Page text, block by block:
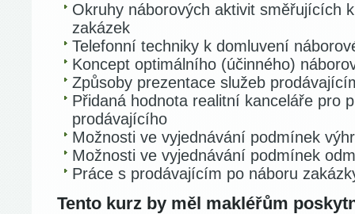
Okruhy náborových aktivit směřujících
zakázek
Telefonní techniky k domluvení
Koncept optimálního (účinného)
Způsoby prezentace služeb
Přidaná hodnota realitní kanceláře pro
prodávajícího
Možnosti ve vyjednávání podmínek
Možnosti ve vyjednávání podmínek
Práce s prodávajícím po náboru
Tento kurz by měl makléřům